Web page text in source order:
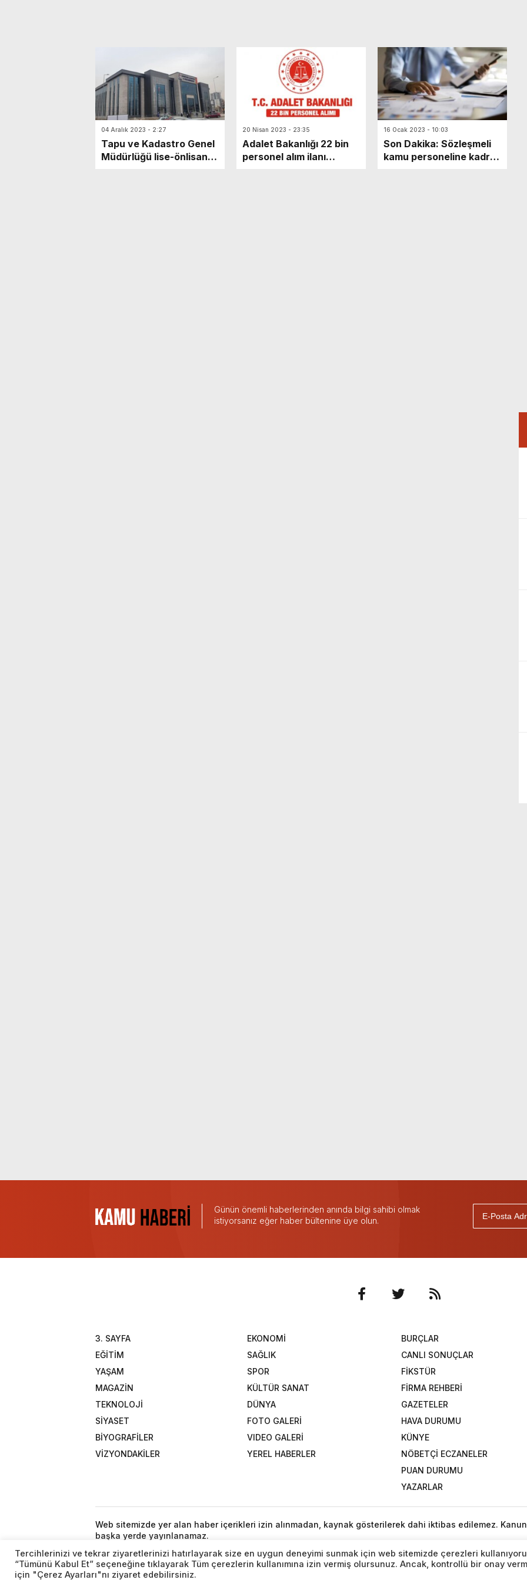
04 Aralık 2023 - 2:27
Tapu ve Kadastro Genel
Müdürlüğü lise-önlisans
20 Nisan 2023 - 23:35
Adalet Bakanlığı 22 bin
personel alım ilanı
16 Ocak 2023 - 10:03
Son Dakika: Sözleşmeli
kamu personeline kadro
Günün önemli haberlerinden anında bilgi sahibi olmak
istiyorsanız eğer haber bültenine üye olun.
3. SAYFA
EKONOMİ
EĞİTİM
SAĞLIK
YAŞAM
SPOR
MAGAZİN
KÜLTÜR SANAT
TEKNOLOJİ
DÜNYA
SİYASET
FOTO GALERİ
BİYOGRAFİLER
VIDEO GALERİ
VİZYONDAKİLER
YEREL HABERLER
BURÇLAR
CANLI SONUÇLAR
FİKSTÜR
FİRMA REHBERİ
GAZETELER
HAVA DURUMU
KÜNYE
NÖBETÇİ ECZANELER
PUAN DURUMU
YAZARLAR
Web sitemizde yer alan haber içerikleri izin alınmadan, kaynak gösterilerek dahi iktibas edilemez.
başka yerde yayınlanamaz.
Tercihlerinizi ve tekrar ziyaretlerinizi hatırlayarak size en uygun deneyimi sunmak için web sitemizde çerezleri
“Tümünü Kabul Et” seçeneğine tıklayarak Tüm çerezlerin kullanımına izin vermiş olursunuz. Ancak, kontrollü bir onay
için "Çerez Ayarları"nı ziyaret edebilirsiniz.